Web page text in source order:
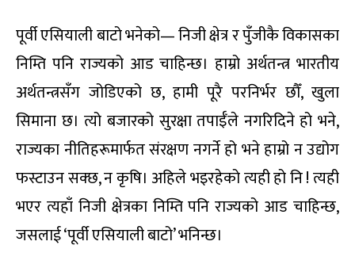
पूर्वी एसियाली बाटो भनेको— निजी क्षेत्र र पुँजीकै विकासका
निम्ति पनि राज्यको आड चाहिन्छ। हाम्रो अर्थतन्त्र भारतीय
अर्थतन्त्रसँग जोडिएको छ, हामी पूरै परनिर्भर छौँ, खुला
सिमाना छ। त्यो बजारको सुरक्षा तपाईँले नगरिदिने हो भने,
राज्यका नीतिहरूमार्फत संरक्षण नगर्ने हो भने हाम्रो न उद्योग
फस्टाउन सक्छ, न कृषि। अहिले भइरहेको त्यही हो नि ! त्यही
भएर त्यहाँ निजी क्षेत्रका निम्ति पनि राज्यको आड चाहिन्छ,
जसलाई ‘पूर्वी एसियाली बाटो’ भनिन्छ।